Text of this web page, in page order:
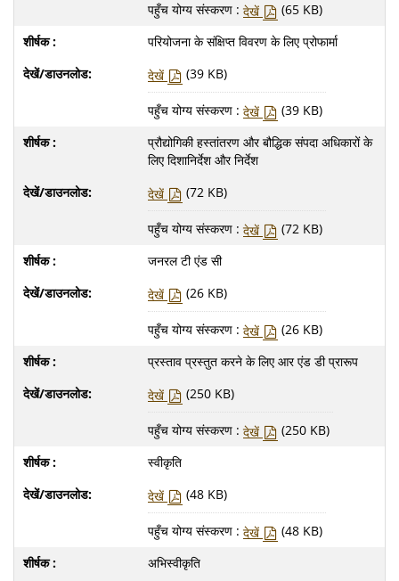
पहुँच योग्य संस्करण : देखें
(65 KB)
परियोजना के संक्षिप्त विवरण के लिए प्रोफार्मा
देखें
(39 KB)
पहुँच योग्य संस्करण : देखें
(39 KB)
प्रौद्योगिकी हस्तांतरण और बौद्धिक संपदा अधिकारों के
लिए दिशानिर्देश और निर्देश
देखें
(72 KB)
पहुँच योग्य संस्करण : देखें
(72 KB)
जनरल टी एंड सी
देखें
(26 KB)
पहुँच योग्य संस्करण : देखें
(26 KB)
प्रस्ताव प्रस्तुत करने के लिए आर एंड डी प्रारूप
देखें
(250 KB)
पहुँच योग्य संस्करण : देखें
(250 KB)
स्वीकृति
देखें
(48 KB)
पहुँच योग्य संस्करण : देखें
(48 KB)
अभिस्वीकृति